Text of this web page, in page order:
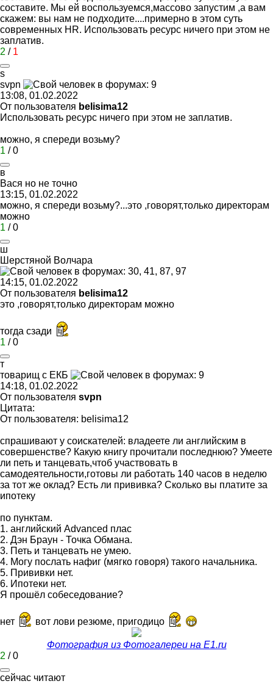
составите. Мы ей воспользуемся,массово запустим ,а вам
скажем: вы нам не подходите....примерно в этом суть
современных HR. Использовать ресурс ничего при этом не
заплатив.
2 / 1
s
svpn
13:08, 01.02.2022
От пользователя belisima12
Использовать ресурс ничего при этом не заплатив.
можно, я спереди возьму?
1 /0
в
Вася но не точно
13:15, 01.02.2022
можно, я спереди возьму?...это ,говорят,только директорам
можно
1 /0
ш
Шерстяной Волчара
14:15, 01.02.2022
От пользователя belisima12
это ,говорят,только директорам можно
тогда сзади
1 /0
т
товарищ с ЕКБ
14:18, 01.02.2022
От пользователя svpn
Цитата:
От пользователя: belisima12
спрашивают у соискателей: владеете ли английским в
совершенстве? Какую книгу прочитали последнюю? Умеете
ли петь и танцевать,чтоб участвовать в
самодеятельности,готовы ли работать 140 часов в неделю
за тот же оклад? Есть ли прививка? Сколько вы платите за
ипотеку
по пунктам.
1. английский Advanced плас
2. Дэн Браун - Точка Обмана.
3. Петь и танцевать не умею.
4. Могу послать нафиг (мягко говоря) такого начальника.
5. Прививки нет.
6. Ипотеки нет.
Я прошёл собеседование?
нет вот лови резюме, пригодицо
Фотография из Фотогалереи на E1.ru
2 /0
сейчас читают